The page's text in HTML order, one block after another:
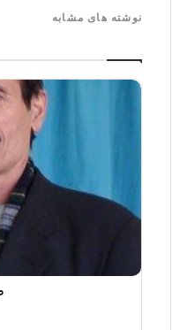
نوشته های مشابه